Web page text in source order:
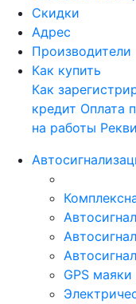
Скидки
Адрес
Производители
Как купить
Как
кредит Оплата
на работы
GPS